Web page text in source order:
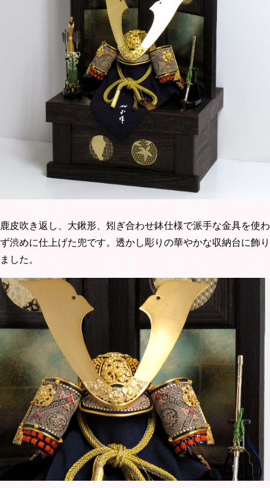
鹿皮吹き返し、大鍬形、矧ぎ合わせ鉢仕様で派手な金具を使わ
ず渋めに仕上げた兜です。透かし彫りの華やかな収納台に飾り
ました。